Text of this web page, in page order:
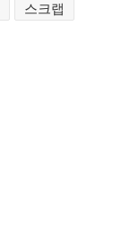
스크랩